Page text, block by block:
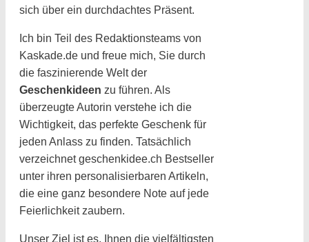
sich über ein durchdachtes Präsent.
Ich bin Teil des Redaktionsteams von
Kaskade.de und freue mich, Sie durch
die faszinierende Welt der
Geschenkideen zu führen. Als
überzeugte Autorin verstehe ich die
Wichtigkeit, das perfekte Geschenk für
jeden Anlass zu finden. Tatsächlich
verzeichnet geschenkidee.ch Bestseller
unter ihren personalisierbaren Artikeln,
die eine ganz besondere Note auf jede
Feierlichkeit zaubern.
Unser Ziel ist es, Ihnen die vielfältigsten